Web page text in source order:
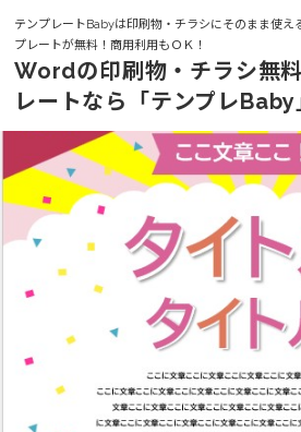
テンプレートBabyは印刷物・チラシにそのまま使え
プレートが無料！商用利用もＯＫ！
Wordの印刷物・チラシ無
レートなら「テンプレBaby